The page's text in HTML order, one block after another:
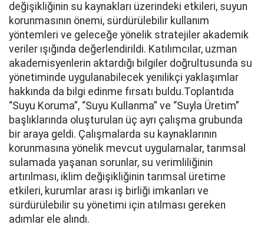
değişikliğinin su kaynakları üzerindeki etkileri, suyun
korunmasının önemi, sürdürülebilir kullanım
yöntemleri ve geleceğe yönelik stratejiler akademik
veriler ışığında değerlendirildi. Katılımcılar, uzman
akademisyenlerin aktardığı bilgiler doğrultusunda su
yönetiminde uygulanabilecek yenilikçi yaklaşımlar
hakkında da bilgi edinme fırsatı buldu.Toplantıda
“Suyu Koruma”, “Suyu Kullanma” ve “Suyla Üretim”
başlıklarında oluşturulan üç ayrı çalışma grubunda
bir araya geldi. Çalışmalarda su kaynaklarının
korunmasına yönelik mevcut uygulamalar, tarımsal
sulamada yaşanan sorunlar, su verimliliğinin
artırılması, iklim değişikliğinin tarımsal üretime
etkileri, kurumlar arası iş birliği imkanları ve
sürdürülebilir su yönetimi için atılması gereken
adımlar ele alındı.